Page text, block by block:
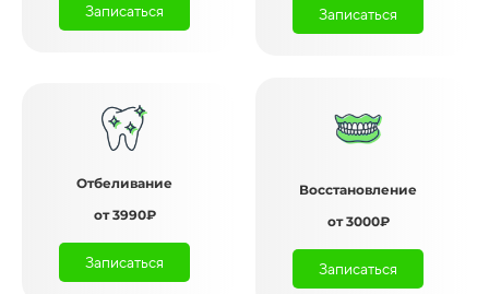
Записаться Записаться
Отбеливание
от 3990₽
Записаться
Восстановление
от 3000₽
Записаться